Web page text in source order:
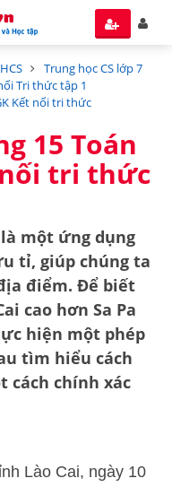
Trung học CS lớp 7
Tri thức tập 1
Kết nối tri thức
15 Toán
nối tri thức
một ứng dụng
tỉ, giúp chúng ta
điểm. Để biết
cao hơn Sa Pa
hiện một phép
tìm hiểu cách
cách chính xác
Lào Cai, ngày 10